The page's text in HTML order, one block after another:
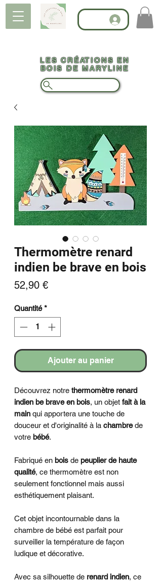
LES CRÉATIONS EN
BOIS DE MARYLINE
Thermomètre renard
indien be brave en bois
52,90 €Prix
Quantité *
Ajouter au panier
Découvrez notre thermomètre renard
indien be brave en bois, un objet fait à la
main qui apportera une touche de
douceur et d'originalité à la chambrede
votre bébé.
Fabriqué en bois de peuplier de haute
qualité, ce thermomètre est non
seulement fonctionnel mais aussi
esthétiquement plaisant.
Cet objet incontournable dans la
chambre de bébé est parfait pour
surveiller la température de façon
ludique et décorative.
Avec sa silhouette de renard indien, ce